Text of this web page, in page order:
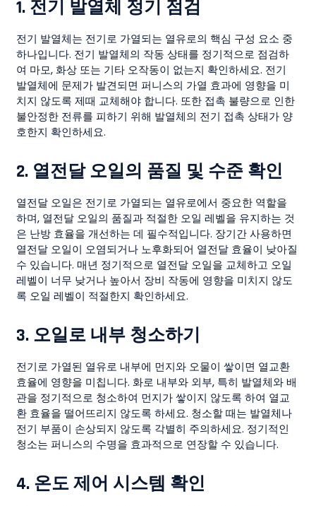
1. 전기 발열체 정기 점검
전기 발열체는 전기로 가열되는 열유로의 핵심 구성 요소 중
하나입니다. 전기 발열체의 작동 상태를 정기적으로 점검하
여 마모, 화상 또는 기타 오작동이 없는지 확인하세요. 전기
발열체에 문제가 발견되면 퍼니스의 가열 효과에 영향을 미
치지 않도록 제때 교체해야 합니다. 또한 접촉 불량으로 인한
불안정한 전류를 피하기 위해 발열체의 전기 접촉 상태가 양
호한지 확인하세요.
2. 열전달 오일의 품질 및 수준 확인
열전달 오일은 전기로 가열되는 열유로에서 중요한 역할을
하며, 열전달 오일의 품질과 적절한 오일 레벨을 유지하는 것
은 난방 효율을 개선하는 데 필수적입니다. 장기간 사용하면
열전달 오일이 오염되거나 노후화되어 열전달 효율이 낮아질
수 있습니다. 매년 정기적으로 열전달 오일을 교체하고 오일
레벨이 너무 낮거나 높아서 장비 작동에 영향을 미치지 않도
록 오일 레벨이 적절한지 확인하세요.
3. 오일로 내부 청소하기
전기로 가열된 열유로 내부에 먼지와 오물이 쌓이면 열교환
효율에 영향을 미칩니다. 화로 내부와 외부, 특히 발열체와 배
관을 정기적으로 청소하여 먼지가 쌓이지 않도록 하여 열교
환 효율을 떨어뜨리지 않도록 하세요. 청소할 때는 발열체나
전기 부품이 손상되지 않도록 각별히 주의하세요. 정기적인
청소는 퍼니스의 수명을 효과적으로 연장할 수 있습니다.
4. 온도 제어 시스템 확인